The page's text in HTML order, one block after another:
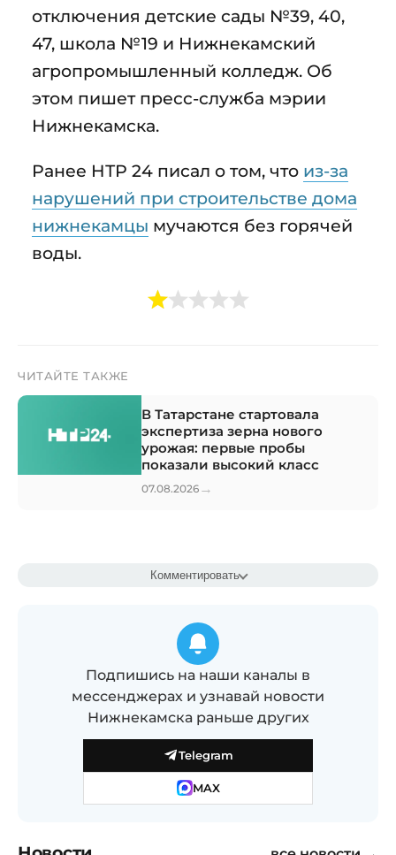
отключения детские сады №39, 40,
47, школа №19 и Нижнекамский
агропромышленный колледж. Об
этом пишет пресс-служба мэрии
Нижнекамска.
Ранее НТР 24 писал о том, что из-за
нарушений при строительстве дома
нижнекамцы мучаются без горячей
воды.
ЧИТАЙТЕ ТАКЖЕ
В Татарстане стартовала
экспертиза зерна нового
урожая: первые пробы
показали высокий класс
07.08.2026 →
Комментировать
Подпишись на наши каналы в
мессенджерах и узнавай новости
Нижнекамска раньше других
Telegram
MAX